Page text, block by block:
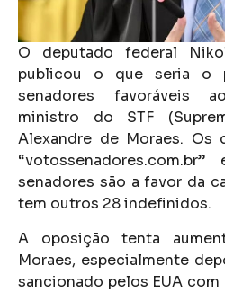
O deputado federal
publicou o que seria o
senadores favoráveis
ministro do STF
Alexandre de Moraes. Os
senadores são a favor da
tem outros 28 indefinidos.
A oposição tenta
Moraes, especialmente
sancionado pelos EUA com